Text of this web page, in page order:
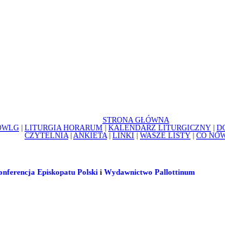
STRONA GŁÓWNA
LITURGIA HORARUM KALENDARZ LITURGICZNY
CZYTELNIA
ANKIETA LINKI WASZE LISTY CO
Episkopatu Polskii Wydawnictwo Pallottinum